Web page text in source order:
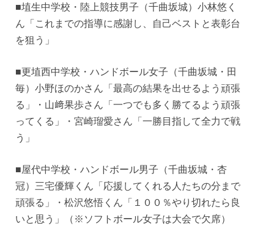
■埴生中学校・陸上競技男子（千曲坂城）小林悠く
ん「これまでの指導に感謝し、自己ベストと表彰台
を狙う」
■更埴西中学校・ハンドボール女子（千曲坂城・田
毎）小野ほのかさん「最高の結果を出せるよう頑張
る」・山﨑果歩さん「一つでも多く勝てるよう頑張
ってくる」・宮崎瑠愛さん「一勝目指して全力で戦
う」
■屋代中学校・ハンドボール男子（千曲坂城・杏
冠）三宅優輝くん「応援してくれる人たちの分まで
頑張る」・松沢悠悟くん「１００％やり切れたら良
いと思う」（※ソフトボール女子は大会で欠席）